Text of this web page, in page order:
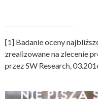
[1] Badanie oceny
zrealizowane na zlecenie
przez SW Research,